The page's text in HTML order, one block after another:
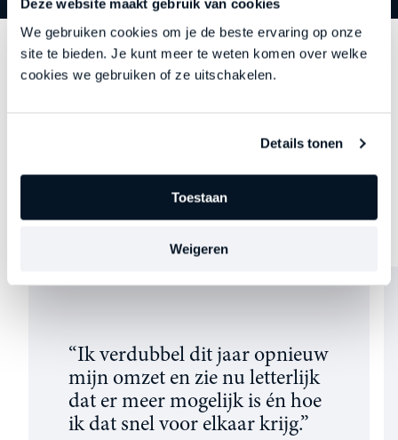
Deze website maakt gebruik van cookies
We gebruiken cookies om je de beste ervaring op onze
site te bieden. Je kunt meer te weten komen over welke
cookies we gebruiken of ze uitschakelen.
Details tonen
Toestaan
Weigeren
Echte leiders met echte resultaten.
“Ik verdubbel dit jaar opnieuw
mijn omzet en zie nu letterlijk
dat er meer mogelijk is én hoe
ik dat snel voor elkaar krijg.”